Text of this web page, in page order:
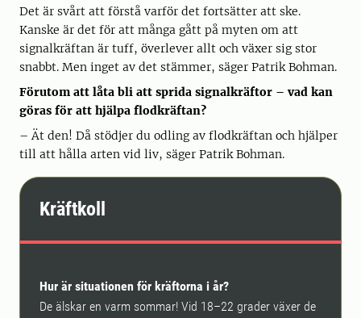
Det är svårt att förstå varför det fortsätter att ske.
Kanske är det för att många gått på myten om att
signalkräftan är tuff, överlever allt och växer sig stor
snabbt. Men inget av det stämmer, säger Patrik Bohman.
Förutom att låta bli att sprida signalkräftor – vad kan
göras för att hjälpa flodkräftan?
– Ät den! Då stödjer du odling av flodkräftan och hjälper
till att hålla arten vid liv, säger Patrik Bohman.
Kräftkoll
Hur är situationen för kräftorna i år?
De älskar en varm sommar! Vid 18–22 grader växer de